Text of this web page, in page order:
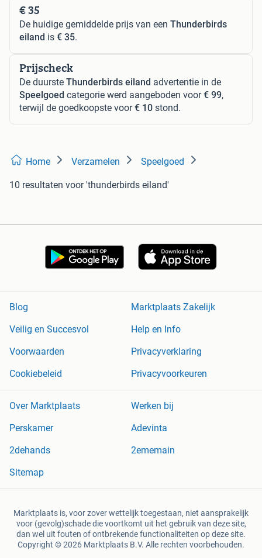
€ 35
De huidige gemiddelde prijs van een Thunderbirds
eiland is € 35.
Prijscheck
De duurste Thunderbirds eiland advertentie in de
Speelgoed categorie werd aangeboden voor€ 99,
terwijl de goedkoopste voor€ 10 stond.
Home Verzamelen Speelgoed
10 resultaten voor 'thunderbirds eiland'
Blog
Marktplaats Zakelijk
Veilig en Succesvol
Help en Info
Voorwaarden
Privacyverklaring
Cookiebeleid
Privacyvoorkeuren
Over Marktplaats
Werken bij
Perskamer
Adevinta
2dehands
2ememain
Sitemap
Marktplaats is, voor zover wettelijk toegestaan, niet aansprakelijk
voor (gevolg)schade die voortkomt uit het gebruik van deze site,
dan wel uit fouten of ontbrekende functionaliteiten op deze site.
Copyright © 2026 Marktplaats B.V. Alle rechten voorbehouden.